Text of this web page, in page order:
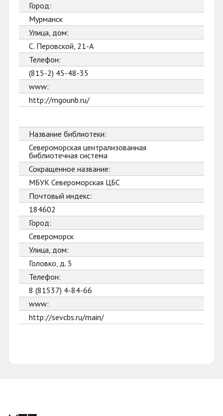
Город:
Мурманск
Улица, дом:
С. Перовской, 21-А
Телефон:
(815-2) 45-48-35
www:
http://mgounb.ru/
Название библиотеки:
Североморская централизованная
библиотечная система
Сокращенное название:
МБУК Североморская ЦБС
Почтовый индекс:
184602
Город:
Североморск
Улица, дом:
Головко, д. 5
Телефон:
8 (81537) 4-84-66
www:
http://sevcbs.ru/main/